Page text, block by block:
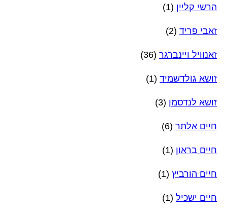
הרשי קליין (1)
זאבי פריד (2)
זאנוויל ויינברגר (36)
זושא גולדשמיד (1)
זושא לנדסמן (3)
חיים אלתר (6)
חיים בראון (1)
חיים הורביץ (1)
חיים ישכיל (1)